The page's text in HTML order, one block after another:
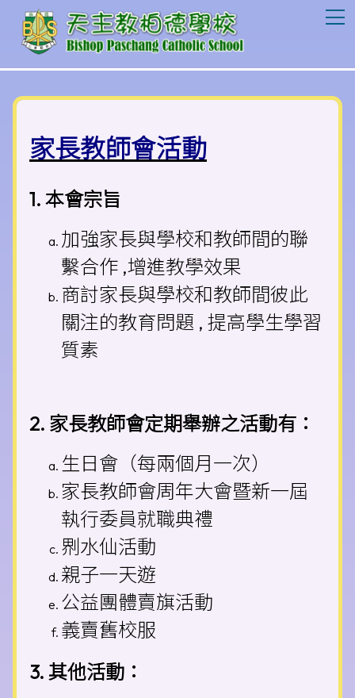
家長教師會活動
1. 本會宗旨
加強家長與學校和教師間的聯
繫合作 ,增進教學效果
商討家長與學校和教師間彼此
關注的教育問題 , 提高學生學習
質素
2. 家長教師會定期舉辦之活動有：
生日會（每兩個月一次）
家長教師會周年大會暨新一屆
執行委員就職典禮
𠝹水仙活動
親子一天遊
公益團體賣旗活動
義賣舊校服
3. 其他活動：